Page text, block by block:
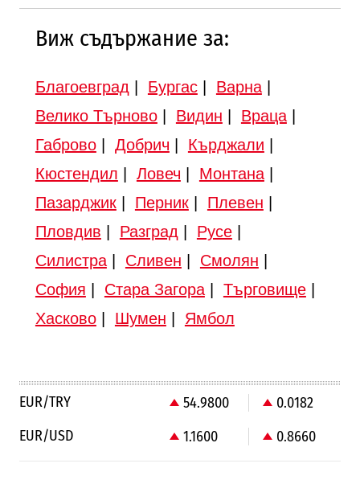
Виж съдържание за:
Благоевград Бургас| Варна|
Велико Търново| Видин Враца|
Габрово| Добрич Кърджали
Кюстендил
Ловеч Монтана|
Пазарджик| Перник| Плевен
Пловдив
Разград Русе|
Силистра| Сливен Смолян
София
Стара Загора| Търговище|
Хасково| Шумен Ямбол
EUR/TRY 54.9800
0.0182
EUR/USD
1.1600 0.8660